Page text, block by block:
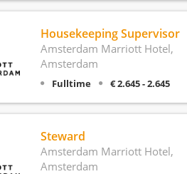
Housekeeping Supervisor
Amsterdam Marriott Hotel,
Amsterdam
Fulltime € 2.645 - 2.645
Steward
Amsterdam Marriott Hotel,
Amsterdam